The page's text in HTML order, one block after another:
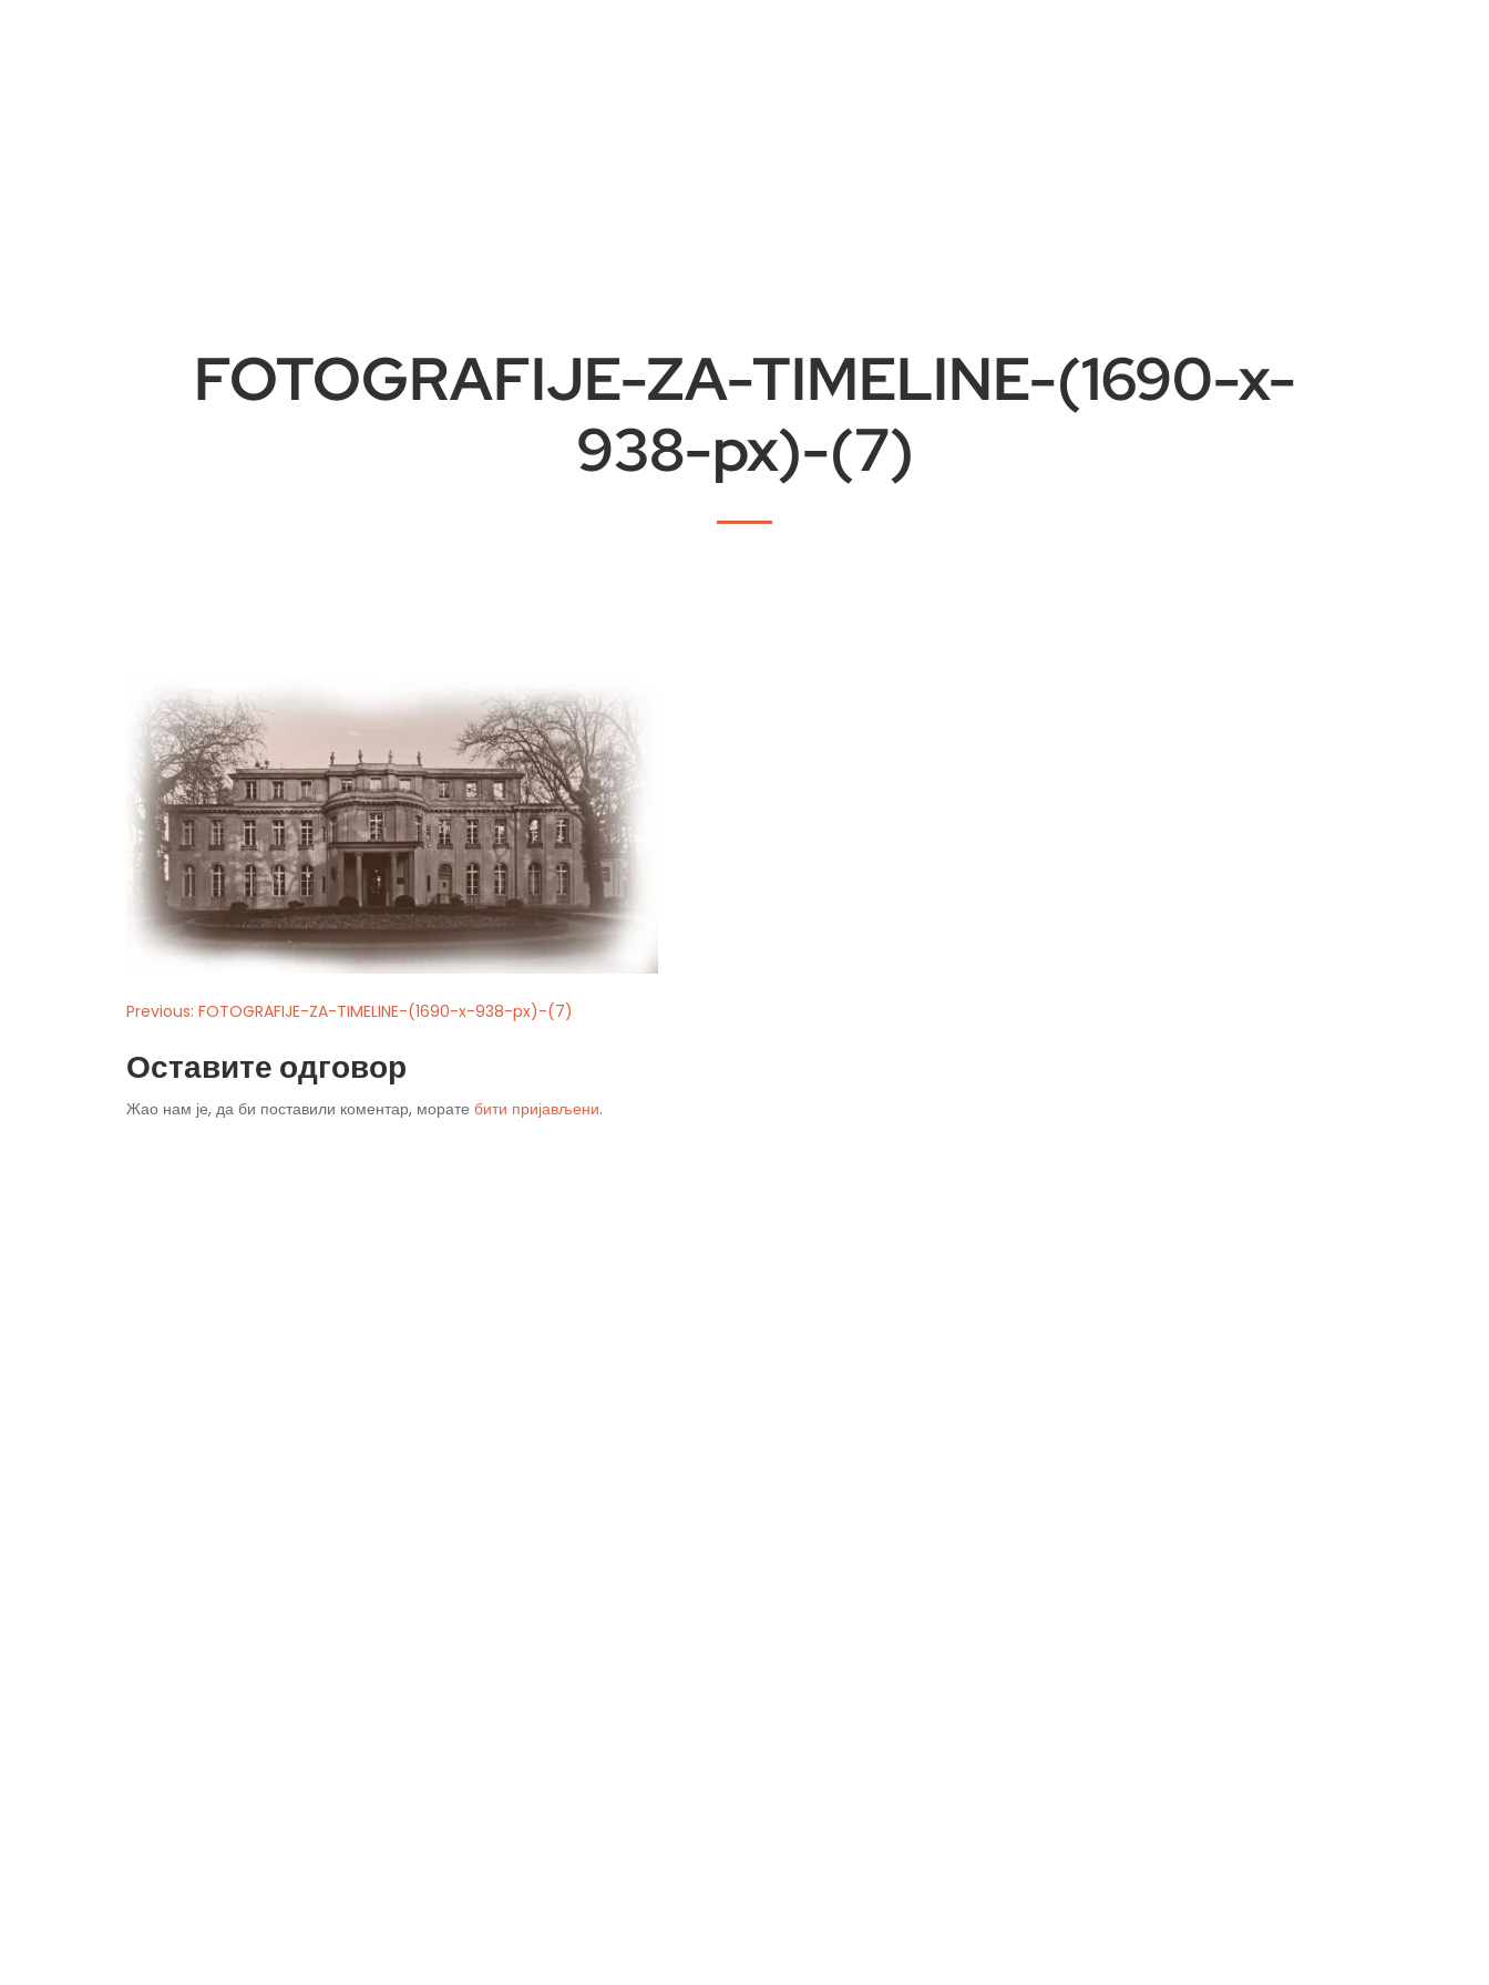
FOTOGRAFIJE-ZA-TIMELINE-(1690-x-
938-px)-(7)
Previous: FOTOGRAFIJE-ZA-TIMELINE-(1690-x-938-px)-(7)
Оставите одговор
Жао нам је, да би поставили коментар, морате бити пријављени.